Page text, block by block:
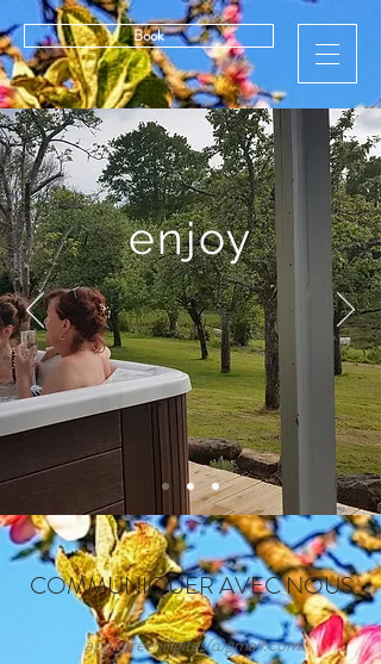
Book
enjoy
COMMUNIQUER AVEC NOUS
appletreehillgites@gmail.com